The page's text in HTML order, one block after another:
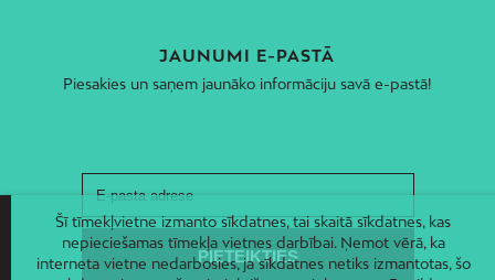
JAUNUMI E-PASTĀ
Piesakies un saņem jaunāko informāciju savā e-pastā!
Šī tīmekļvietne izmanto sīkdatnes, tai skaitā sīkdatnes, kas
nepieciešamas tīmekļa vietnes darbībai. Ņemot vērā, ka
interneta vietne nedarbosies, ja sīkdatnes netiks izmantotas, šo